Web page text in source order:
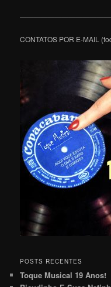
CONTATOS POR E-MAIL
POSTS RECENTES
Toque Musical 19 Anos!